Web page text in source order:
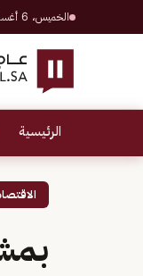
الخميس، 6 أغسطس 2026 · 23 صفر 1448 هـ
الرئيسية